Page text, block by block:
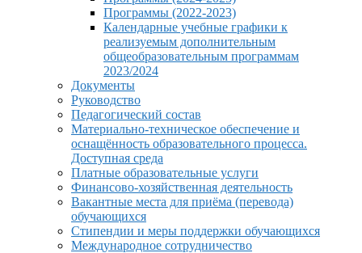
Программы (2022-2023)
Календарные учебные графики к
реализуемым дополнительным
общеобразовательным программам
2023/2024
Документы
Руководство
Педагогический состав
Материально-техническое обеспечение и
оснащённость образовательного процесса.
Доступная среда
Платные образовательные услуги
Финансово-хозяйственная деятельность
Вакантные места для приёма (перевода)
обучающихся
Стипендии и меры поддержки обучающихся
Международное сотрудничество